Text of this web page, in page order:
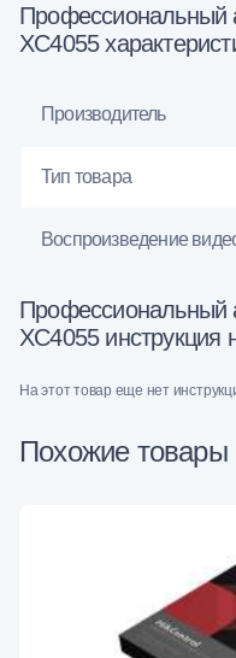
Профессиональный
XC4055
Производитель
Тип товара
Воспроизведение
Профессиональный
XC4055 инструкция
На этот товар еще нет
Похожие товары